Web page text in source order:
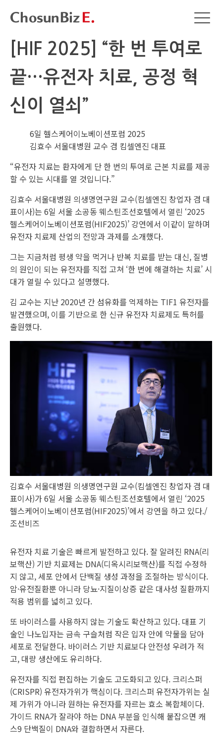
[HIF 2025] “한 번 투여로
끝…유전자 치료, 공정 혁
신이 열쇠”
6일 헬스케어이노베이션포럼 2025
김효수 서울대병원 교수 겸 킴셀엔진 대표
“유전자 치료는 환자에게 단 한 번의 투여로 근본 치료를 제공
할 수 있는 시대를 열 것입니다.”
김효수 서울대병원 의생명연구원 교수(킴셀엔진 창업자 겸 대
표이사)는 6일 서울 소공동 웨스틴조선호텔에서 열린 ‘2025
헬스케어이노베이션포럼(HIF2025)’ 강연에서 이같이 말하며
유전자 치료제 산업의 전망과 과제를 소개했다.
그는 지금처럼 평생 약을 먹거나 반복 치료를 받는 대신, 질병
의 원인이 되는 유전자를 직접 고쳐 ‘한 번에 해결하는 치료’ 시
대가 열릴 수 있다고 설명했다.
김 교수는 지난 2020년 간 섬유화를 억제하는 TIF1 유전자를
발견했으며, 이를 기반으로 한 신규 유전자 치료제도 특허를
출원했다.
김효수 서울대병원 의생명연구원 교수(킴셀엔진 창업자 겸 대
표이사)가 6일 서울 소공동 웨스틴조선호텔에서 열린 ‘2025
헬스케어이노베이션포럼(HIF2025)’에서 강연을 하고 있다./
조선비즈
유전자 치료 기술은 빠르게 발전하고 있다. 잘 알려진 RNA(리
보핵산) 기반 치료제는 DNA(디옥시리보핵산)를 직접 수정하
지 않고, 세포 안에서 단백질 생성 과정을 조절하는 방식이다.
암·유전질환뿐 아니라 당뇨·지질이상증 같은 대사성 질환까지
적용 범위를 넓히고 있다.
또 바이러스를 사용하지 않는 기술도 확산하고 있다. 대표 기
술인 나노입자는 금속 구슬처럼 작은 입자 안에 약물을 담아
세포로 전달한다. 바이러스 기반 치료보다 안전성 우려가 적
고, 대량 생산에도 유리하다.
유전자를 직접 편집하는 기술도 고도화되고 있다. 크리스퍼
(CRISPR) 유전자가위가 핵심이다. 크리스퍼 유전자가위는 실
제 가위가 아니라 원하는 유전자를 자르는 효소 복합체이다.
가이드 RNA가 잘라야 하는 DNA 부분을 인식해 붙잡으면 캐
스9 단백질이 DNA와 결합하면서 자른다.